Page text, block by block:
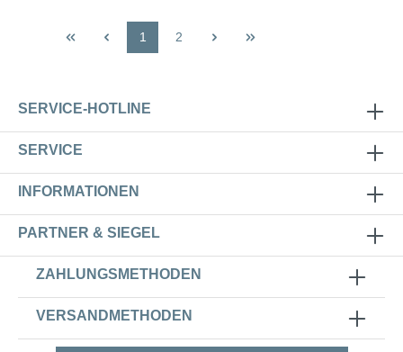
1 2
SERVICE-HOTLINE
SERVICE
INFORMATIONEN
PARTNER & SIEGEL
ZAHLUNGSMETHODEN
VERSANDMETHODEN